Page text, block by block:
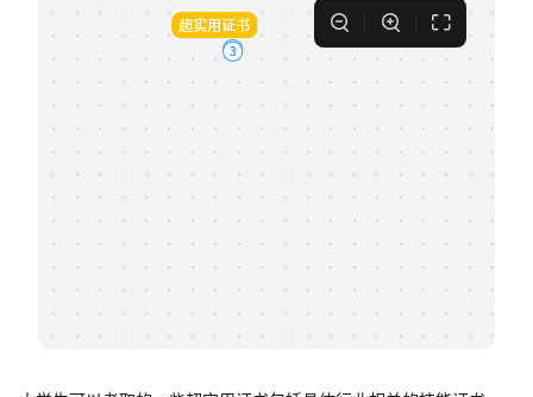
私有化部署
支持
帮助中心
知识分享社区